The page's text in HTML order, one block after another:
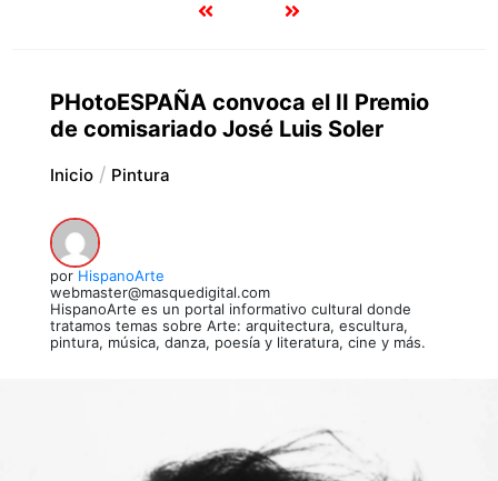
PHotoESPAÑA convoca el II Premio
de comisariado José Luis Soler
Inicio Pintura
por HispanoArte
webmaster@masquedigital.com
HispanoArte es un portal informativo cultural donde
tratamos temas sobre Arte: arquitectura, escultura,
pintura, música, danza, poesía y literatura, cine y más.